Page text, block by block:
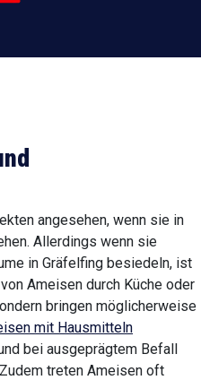
angesehen, wenn sie in
Allerdings wenn sie
in Gräfelfing besiedeln, ist
Ameisen durch Küche oder
bringen möglicherweise
mit Hausmitteln
bei ausgeprägtem Befall
treten Ameisen oft